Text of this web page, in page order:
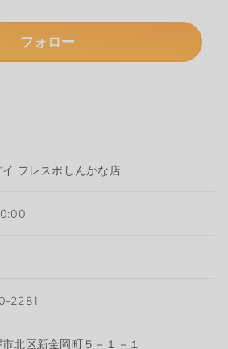
フォロー
フレスポしんかな店
2281
北区新金岡町５－１－１